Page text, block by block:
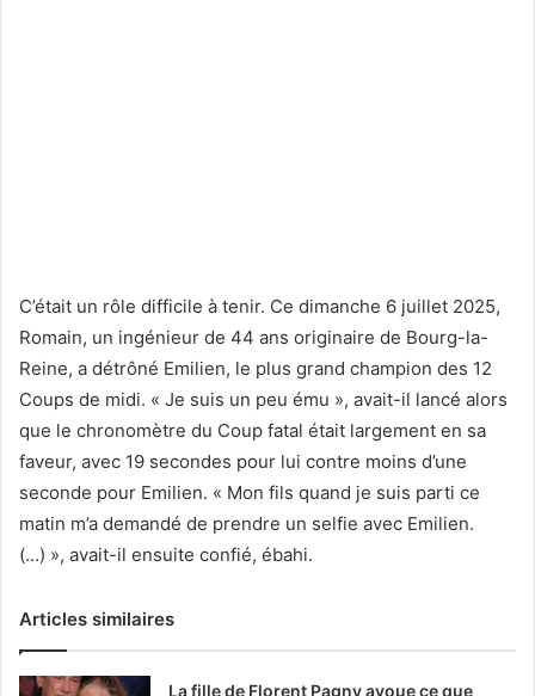
C’était un rôle difficile à tenir. Ce dimanche 6 juillet 2025,
Romain, un ingénieur de 44 ans originaire de Bourg-la-
Reine, a détrôné Emilien, le plus grand champion des 12
Coups de midi. « Je suis un peu ému », avait-il lancé alors
que le chronomètre du Coup fatal était largement en sa
faveur, avec 19 secondes pour lui contre moins d’une
seconde pour Emilien. « Mon fils quand je suis parti ce
matin m’a demandé de prendre un selfie avec Emilien.
(…) », avait-il ensuite confié, ébahi.
Articles similaires
La fille de Florent Pagny avoue ce que